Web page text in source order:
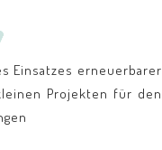
Einsatzes erneuerbarer
Projekten für den